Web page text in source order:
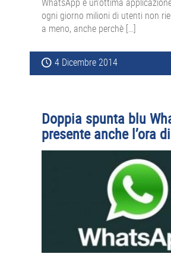
ogni giorno milioni di utenti non
a meno, anche perchè […]
4 Dicembre 2014
Doppia spunta blu
presente anche l’ora